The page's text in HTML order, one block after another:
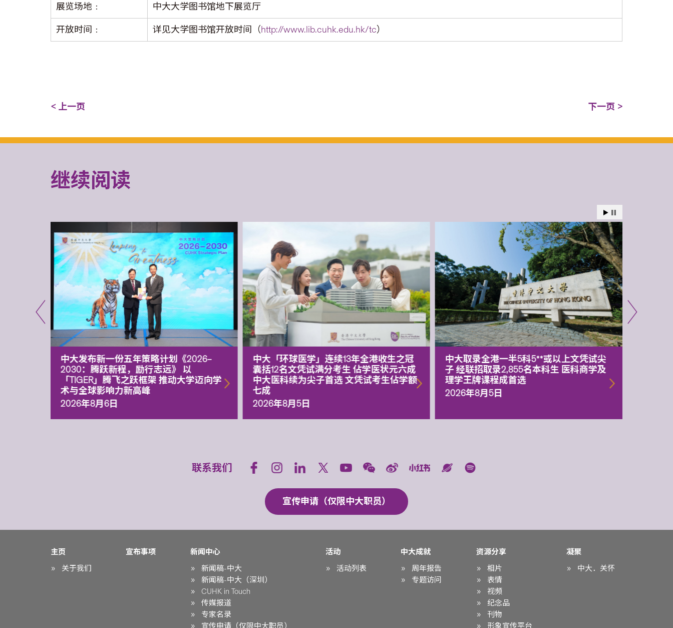
展览场地﹕ 中大大学图书馆地下展览厅
开放时间﹕ 详见大学图书馆开放时间（http://www.lib.cuhk.edu.hk/tc）
< 上一页 下一页 >
继续阅读
中大发布新一份五年策略计划《2026‒
2030：腾跃新程，励行志远》 以
「TIGER」腾飞之跃框架 推动大学迈向学
术与全球影响力新高峰
2026年8月6日
中大「环球医学」连续13年全港收生之冠
囊括12名文凭试满分考生 佔学医状元六成
中大医科续为尖子首选 文凭试考生佔学额
七成
2026年8月5日
中大取录全港一半5科5**或以上文凭试尖
子 经联招取录2,855名本科生 医科商学及
理学王牌课程成首选
2026年8月5日
联系我们
宣传申请（仅限中大职员）
主页
关于我们
宣布事项
新闻中心
新闻稿-中大
新闻稿-中大（深圳）
CUHK in Touch
传媒报道
专家名录
宣传申请（仅限中大职员）
活动
活动列表
中大成就
周年报告
专题访问
资源分享
相片
表情
视频
纪念品
刊物
形象宣传平台
凝聚
中大．关怀